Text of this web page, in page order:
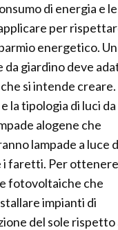
di energia e le
per
energetico. Un
da giardino deve
si intende creare.
la tipologia di luci da
alogene che
lampade a luce
i faretti. Per
fotovoltaiche che
impianti di
del sole rispetto